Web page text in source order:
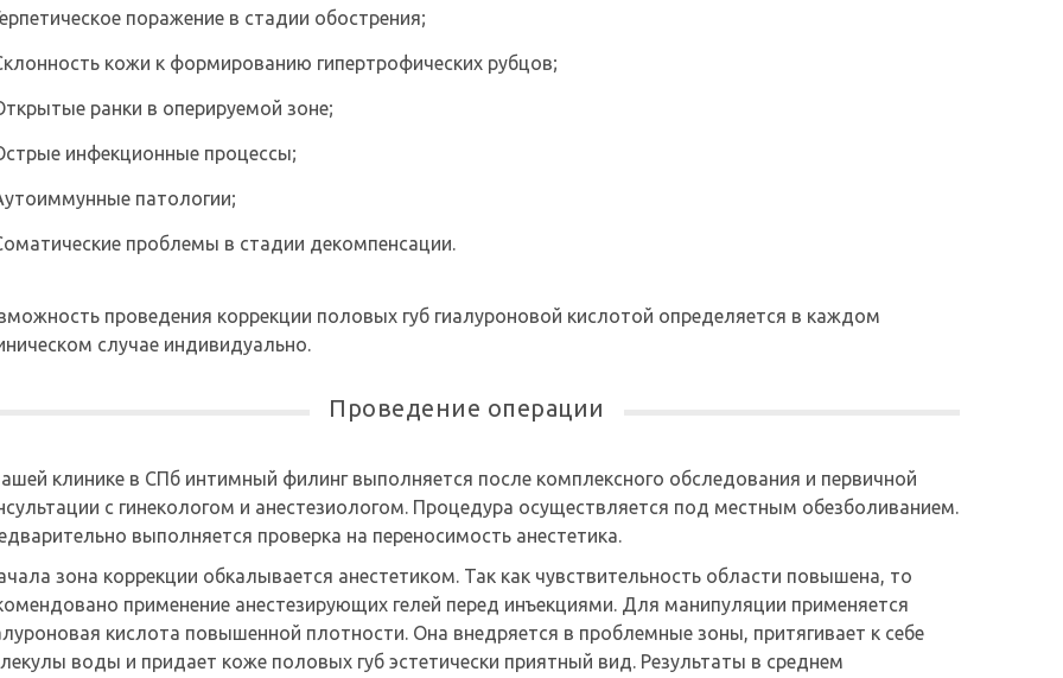
поражение в стадии обострения;
кожи к формированию гипертрофических рубцов;
ранки в оперируемой зоне;
инфекционные процессы;
патологии;
проблемы в стадии декомпенсации.
проведения коррекции половых губ гиалуроновой кислотой определяется в каждом
случае индивидуально.
Проведение операции
клинике в СПб интимный филинг выполняется после комплексного обследования и первичной
с гинекологом и анестезиологом. Процедура осуществляется под местным обезболиванием.
выполняется проверка на переносимость анестетика.
зона коррекции обкалывается анестетиком. Так как чувствительность области повышена, то
применение анестезирующих гелей перед инъекциями. Для манипуляции применяется
кислота повышенной плотности. Она внедряется в проблемные зоны, притягивает к себе
воды и придает коже половых губ эстетически приятный вид. Результаты в среднем